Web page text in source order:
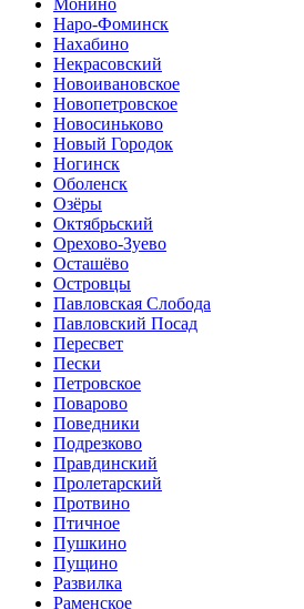
Наро-Фоминск
Нахабино
Некрасовский
Новоивановское
Новопетровское
Новосиньково
Новый Городок
Ногинск
Оболенск
Озёры
Октябрьский
Орехово-Зуево
Осташёво
Островцы
Павловская Слобода
Павловский Посад
Пересвет
Пески
Петровское
Поварово
Поведники
Подрезково
Правдинский
Пролетарский
Протвино
Птичное
Пушкино
Пущино
Развилка
Раменское